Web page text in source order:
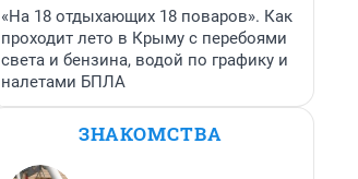
«На 18 отдыхающих 18 поваров». Как
проходит лето в Крыму с перебоями
света и бензина, водой по графику и
налетами БПЛА
ЗНАКОМСТВА